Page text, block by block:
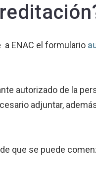
a ENAC el formulario
autorizado de la
adjuntar,
que se puede